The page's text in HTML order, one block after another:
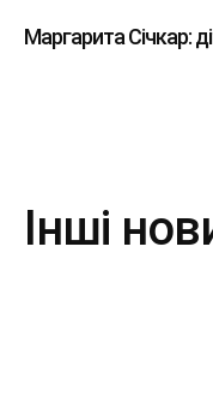
Маргарита Січкар:
Інші